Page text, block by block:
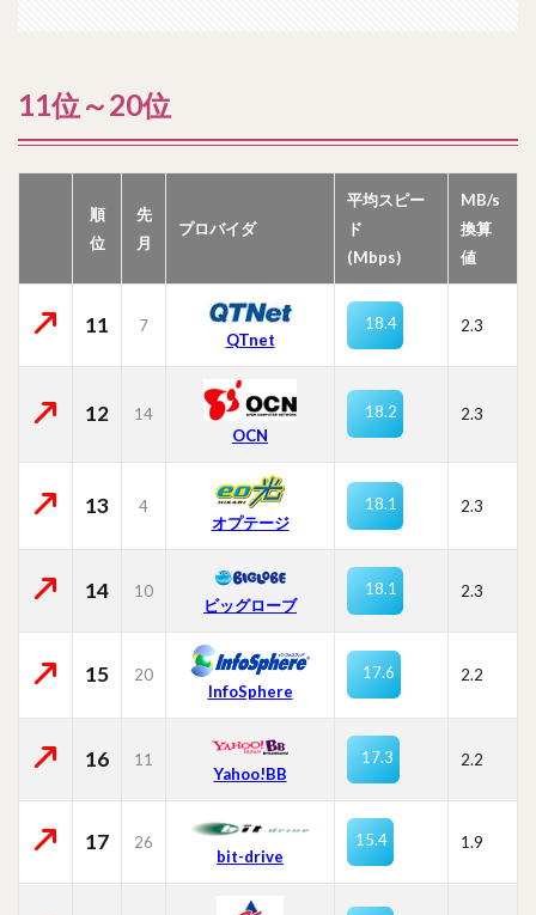
11位～20位
順
位
先
月
プロバイダ
平均スピー
ド
(Mbps)
MB/s
換算
値
11 7
QTnet
18.4 2.3
12
14
OCN
18.2 2.3
13
4
オプテージ
18.1 2.3
14 10
ビッグローブ
18.1 2.3
15
20
InfoSphere
17.6 2.2
16 11
Yahoo!BB
17.3 2.2
17 26
bit-drive
15.4 1.9